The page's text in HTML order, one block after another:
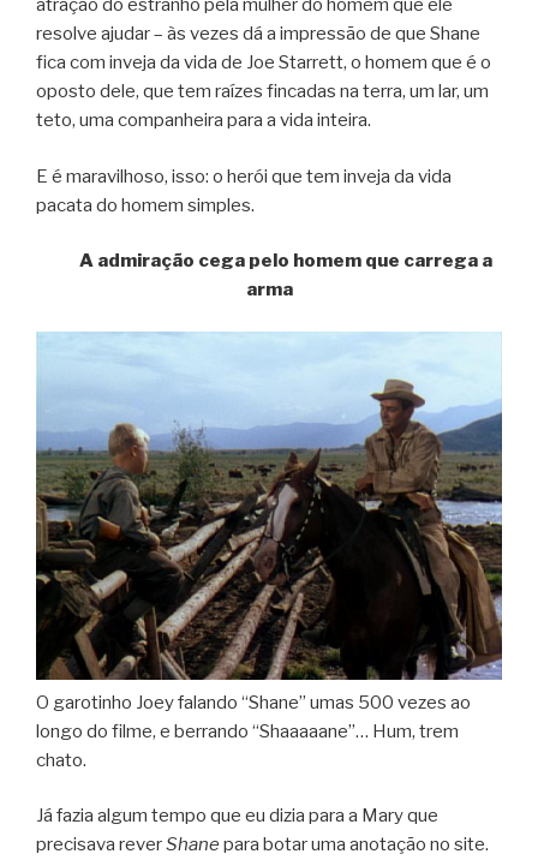
atração do estranho pela mulher do homem que ele
resolve ajudar – às vezes dá a impressão de que Shane
fica com inveja da vida de Joe Starrett, o homem que é o
oposto dele, que tem raízes fincadas na terra, um lar, um
teto, uma companheira para a vida inteira.
E é maravilhoso, isso: o herói que tem inveja da vida
pacata do homem simples.
A admiração cega pelo homem que carrega a
arma
O garotinho Joey falando “Shane” umas 500 vezes ao
longo do filme, e berrando “Shaaaaane”… Hum, trem
chato.
Já fazia algum tempo que eu dizia para a Mary que
precisava reverShane para botar uma anotação no site.